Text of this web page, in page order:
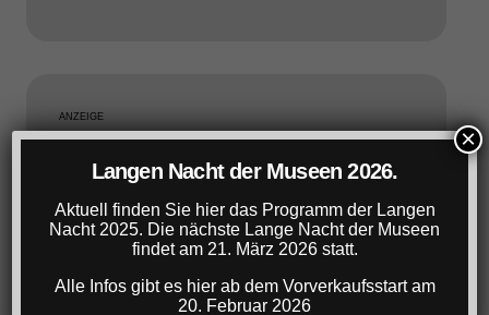
ANZEIGE
Langen Nacht der Museen 2026.
Aktuell finden Sie hier das Programm der Langen
Nacht 2025. Die nächste Lange Nacht der Museen
findet am 21. März 2026 statt.
Alle Infos gibt es hier ab dem Vorverkaufsstart am
20. Februar 2026
×